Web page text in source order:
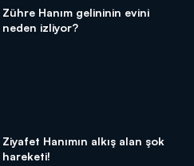
Zühre Hanım gelininin evini
neden izliyor?
Ziyafet Hanımın alkış alan şok
hareketi!